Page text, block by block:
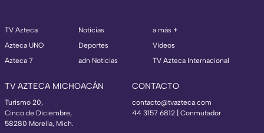
TV Azteca
Azteca UNO
Azteca 7
Noticias
Deportes
adn Noticias
a más +
Videos
TV Azteca Internacional
TV AZTECA MICHOACÁN
Turismo 20,
Cinco de Diciembre,
58280 Morelia, Mich.
CONTACTO
contacto@tvazteca.com
44 3157 6812 | Conmutador